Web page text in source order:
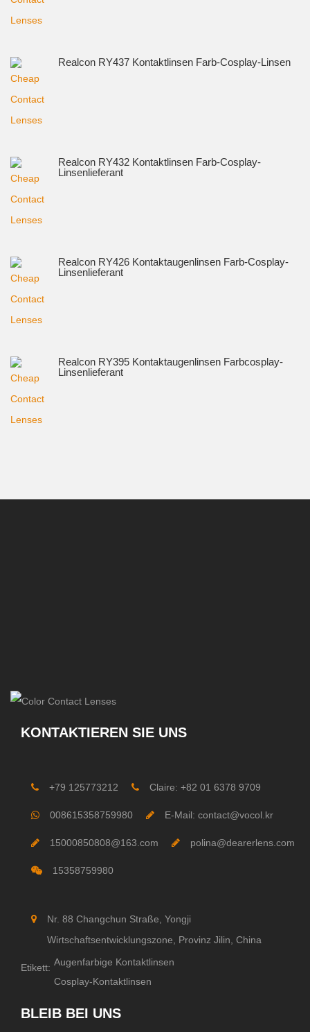
Realcon RY437 Kontaktlinsen Farb-Cosplay-Linsen
Realcon RY432 Kontaktlinsen Farb-Cosplay-
Linsenlieferant
Realcon RY426 Kontaktaugenlinsen Farb-Cosplay-
Linsenlieferant
Realcon RY395 Kontaktaugenlinsen Farbcosplay-
Linsenlieferant
KONTAKTIEREN SIE UNS
+79 125773212 Claire: +82 01 6378 9709
008615358759980 E-Mail: contact@vocol.kr
15000850808@163.com polina@dearerlens.com
15358759980
Nr. 88 Changchun Straße, Yongji
Wirtschaftsentwicklungszone, Provinz Jilin, China
Etikett: Augenfarbige Kontaktlinsen
Cosplay-Kontaktlinsen
BLEIB BEI UNS